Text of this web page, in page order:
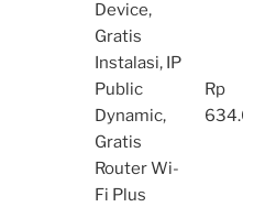
Device,
Gratis
Instalasi, IP
Public
Dynamic,
Gratis
Router Wi-
Fi Plus
Rp